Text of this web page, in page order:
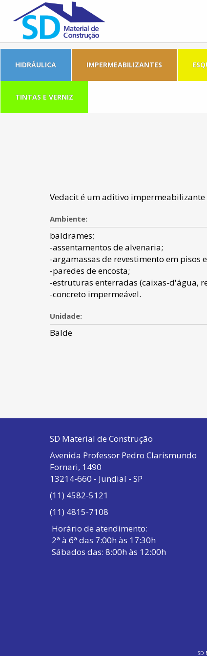
HIDRÁULICA IMPERMEABILIZANTES
TINTAS E VERNIZ
Vedacit é um aditivo impermeabilizante
Ambiente:
baldrames;
-assentamentos de alvenaria;
-argamassas de revestimento em pisos
-paredes de encosta;
-estruturas enterradas (caixas-d'água,
-concreto impermeável.
Unidade:
Balde
SD Material de Construção
Avenida Professor Pedro Clarismundo
Fornari, 1490
13214-660 - Jundiaí - SP
(11) 4582-5121
(11) 4815-7108
Horário de atendimento:
2ª à 6ª das 7:00h às 17:30h
Sábados das: 8:00h às 12:00h
SD